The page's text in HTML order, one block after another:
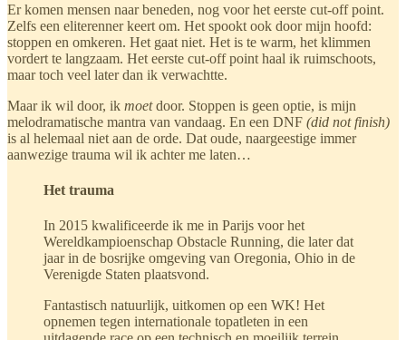
Er komen mensen naar beneden, nog voor het eerste cut-off point.
Zelfs een eliterenner keert om. Het spookt ook door mijn hoofd:
stoppen en omkeren. Het gaat niet. Het is te warm, het klimmen
vordert te langzaam. Het eerste cut-off point haal ik ruimschoots,
maar toch veel later dan ik verwachtte.
Maar ik wil door, ik moetdoor. Stoppen is geen optie, is mijn
melodramatische mantra van vandaag. En een DNF (did not finish)
is al helemaal niet aan de orde. Dat oude, naargeestige immer
aanwezige trauma wil ik achter me laten…
Het trauma
In 2015 kwalificeerde ik me in Parijs voor het
Wereldkampioenschap Obstacle Running, die later dat
jaar in de bosrijke omgeving van Oregonia, Ohio in de
Verenigde Staten plaatsvond.
Fantastisch natuurlijk, uitkomen op een WK! Het
opnemen tegen internationale topatleten in een